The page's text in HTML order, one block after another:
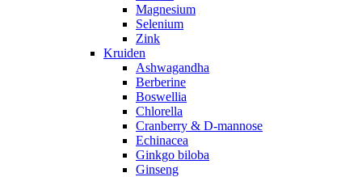
Magnesium
Selenium
Zink
Kruiden
Ashwagandha
Berberine
Boswellia
Chlorella
Cranberry & D-mannose
Echinacea
Ginkgo biloba
Ginseng